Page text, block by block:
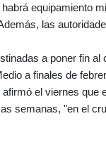
equipamiento
las
a poner fin
a finales de
el viernes que
semanas, "en el